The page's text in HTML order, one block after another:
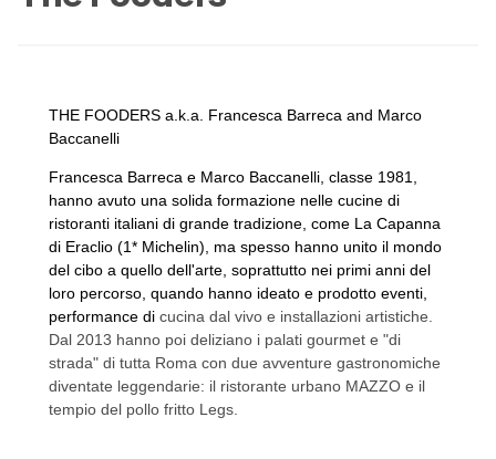
THE FOODERS a.k.a. Francesca Barreca and Marco
Baccanelli
Francesca Barreca e Marco Baccanelli, classe 1981,
hanno avuto una solida formazione nelle cucine di
ristoranti italiani di grande tradizione, come La Capanna
di Eraclio (1* Michelin), ma spesso hanno unito il mondo
del cibo a quello dell'arte, soprattutto nei primi anni del
loro percorso, quando hanno ideato e prodotto eventi,
performance di cucina dal vivo e installazioni artistiche.
Dal 2013 hanno poi deliziano i palati gourmet e "di
strada" di tutta Roma con due avventure gastronomiche
diventate leggendarie: il ristorante urbano MAZZO e il
tempio del pollo fritto Legs.